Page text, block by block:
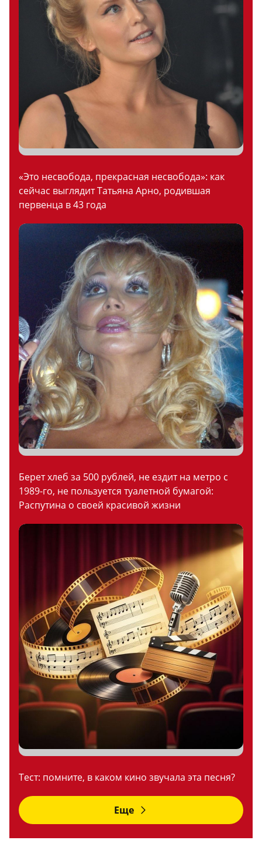
«Это несвобода, прекрасная несвобода»: как
сейчас выглядит Татьяна Арно, родившая
первенца в 43 года
Берет хлеб за 500 рублей, не ездит на метро с
1989-го, не пользуется туалетной бумагой:
Распутина о своей красивой жизни
Тест: помните, в каком кино звучала эта песня?
Еще